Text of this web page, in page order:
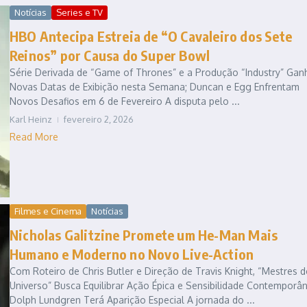
Notícias Series e TV
HBO Antecipa Estreia de “O Cavaleiro dos Sete
Reinos” por Causa do Super Bowl
Série Derivada de “Game of Thrones” e a Produção “Industry”
Novas Datas de Exibição nesta Semana; Duncan e Egg Enfrentam
Novos Desafios em 6 de Fevereiro A disputa pelo ...
Karl Heinz fevereiro 2, 2026
Read More
Filmes e Cinema Notícias
Nicholas Galitzine Promete um He-Man Mais
Humano e Moderno no Novo Live-Action
Com Roteiro de Chris Butler e Direção de Travis Knight, “Mestres
Universo” Busca Equilibrar Ação Épica e Sensibilidade
Dolph Lundgren Terá Aparição Especial A jornada do ...